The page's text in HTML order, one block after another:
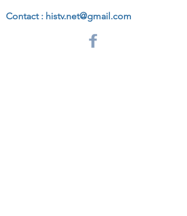
Contact : histv.net@gmail.com